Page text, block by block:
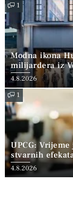
1
Modna ikona
milijardera iz
4.8.2026
1
UPCG:
stvarnih
4.8.2026